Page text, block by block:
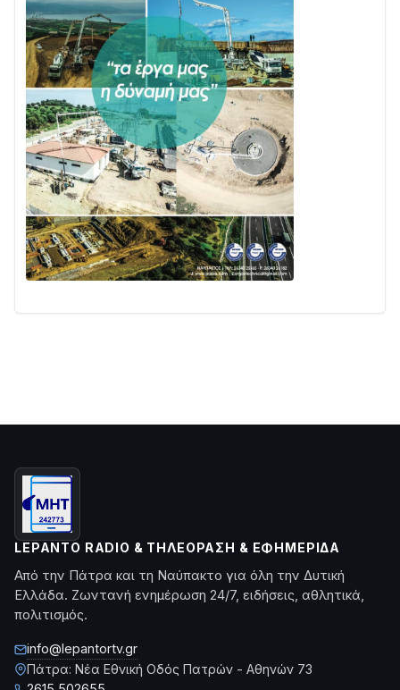
LEPANTO RADIO & ΤΗΛΕΌΡΑΣΗ & ΕΦΗΜΕΡΊΔΑ
Από την Πάτρα και τη Ναύπακτο για όλη την Δυτική
Ελλάδα. Ζωντανή ενημέρωση 24/7, ειδήσεις, αθλητικά,
πολιτισμός.
info@lepantortv.gr
Πάτρα: Νέα Εθνική Οδός Πατρών - Αθηνών 73